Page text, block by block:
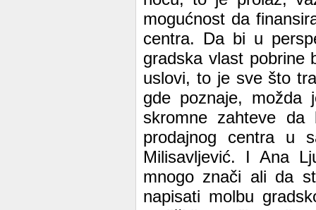
mogućnost da
centra. Da bi u
gradska vlast pobrine
uslovi, to je sve što
gde poznaje, možda
skromne zahteve da
prodajnog centra u
Milisavljević. I Ana
mnogo znači ali da
napisati molbu